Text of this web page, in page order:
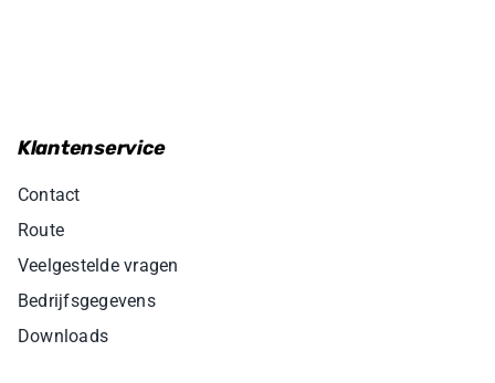
Klantenservice
Contact
Route
Veelgestelde vragen
Bedrijfsgegevens
Downloads